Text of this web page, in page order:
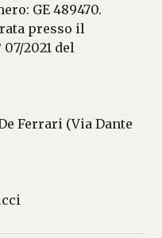
GE 489470.
presso il
2021 del
Ferrari (Via Dante